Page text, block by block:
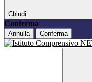
Chiudi
Conferma
Annulla Conferma